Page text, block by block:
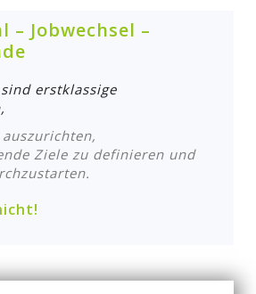
– Jobwechsel –
erstklassige
Ziele zu definieren und